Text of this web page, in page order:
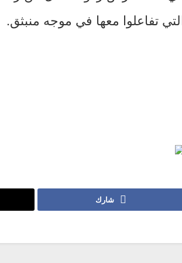
تفاعلوا معها في موجه منبثق.
شارك